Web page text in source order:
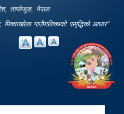
ताप्लेजुङ, नेपाल
गाउँपालिकाको समृद्धिको आधार"